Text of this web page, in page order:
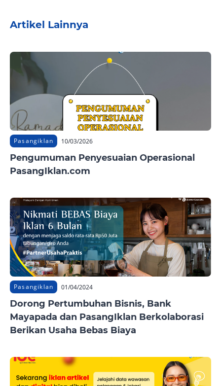
Artikel Lainnya
Pasangiklan 10/03/2026
Pengumuman Penyesuaian Operasional
PasangIklan.com
Pasangiklan 01/04/2024
Dorong Pertumbuhan Bisnis, Bank
Mayapada dan PasangIklan Berkolaborasi
Berikan Usaha Bebas Biaya